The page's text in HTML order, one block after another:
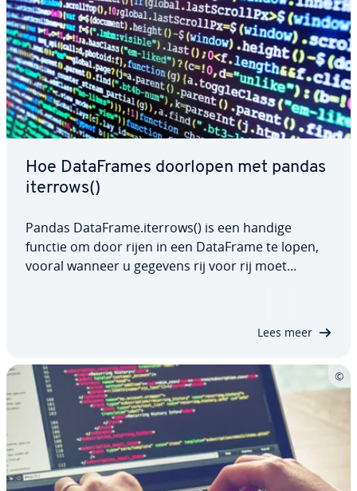
Hoe Da­taF­ra­mes doorlopen met pandas
iterrows()
Pandas DataFrame.iterrows() is een handige
functie om door rijen in een DataFrame te lopen,
vooral wanneer u gegevens rij voor rij moet
Lees meer